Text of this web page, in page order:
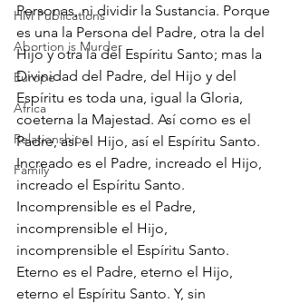
HM Publications
Abortion is Murder
Europe
Africa
Relationships
Family
Personas, ni dividir la Sustancia. Porque
es una la Persona del Padre, otra la del
Hijo y otra la del Espíritu Santo; mas la
Divinidad del Padre, del Hijo y del
Espíritu es toda una, igual la Gloria,
coeterna la Majestad. Así como es el
Padre, así el Hijo, así el Espíritu Santo.
Increado es el Padre, increado el Hijo,
increado el Espíritu Santo.
Incomprensible es el Padre,
incomprensible el Hijo,
incomprensible el Espíritu Santo.
Eterno es el Padre, eterno el Hijo,
eterno el Espíritu Santo. Y, sin